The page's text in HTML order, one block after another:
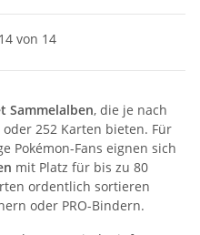
von 14
Sammelalben, die je nach
252 Karten bieten. Für
Pokémon-Fans eignen sich
mit Platz für bis zu 80
ordentlich sortieren
oder PRO-Bindern.